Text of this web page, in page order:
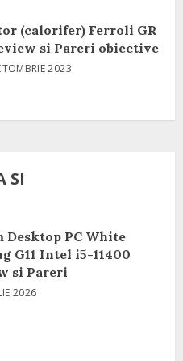
(calorifer) Ferroli GR
si Pareri obiective
2023
SI
Desktop PC White
G11 Intel i5-11400
si Pareri
2026